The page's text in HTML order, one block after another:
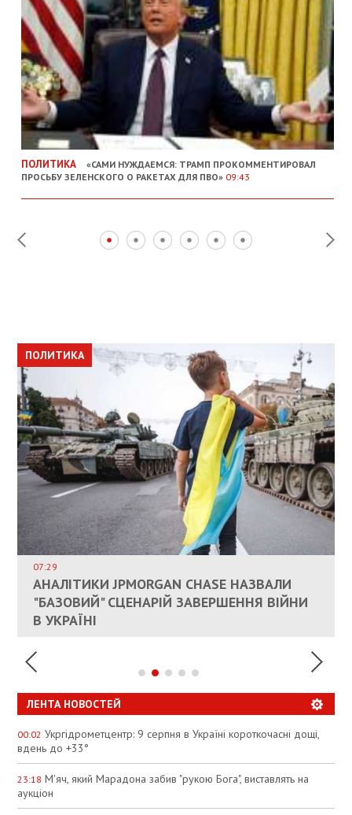
ПОЛИТИКА
«САМИ НУЖДАЕМСЯ: ТРАМП ПРОКОММЕНТИРОВАЛ
ПРОСЬБУ ЗЕЛЕНСКОГО О РАКЕТАХ ДЛЯ ПВО» 09:43
ПОЛИТИКА
КАНДИДАТ В ПРЕМЬЕРЫ ПОЛЬШИ ПРИЗВАЛ
ЕС ПРЕКРАТИТЬ ВОЕННУЮ ПОМОЩЬ
УКРАИНЕ
ПОЛИТИКА
07:29
АНАЛІТИКИ JPMORGAN CHASE НАЗВАЛИ
"БАЗОВИЙ" СЦЕНАРІЙ ЗАВЕРШЕННЯ ВІЙНИ
В УКРАЇНІ
ОБЩЕСТВО
ВЛАСНИКАМ ЗРУЙНОВАНОГО ЖИТЛА
ДОЗВОЛИЛИ НЕ ПЛАТИТИ ЗА КОМУНАЛКУ
ПОЛИТИКА
ИНТЕГРАЦИЯ УКРАИНЫ В НАТО ВРЯД ЛИ
СОСТОИТСЯ В БЛИЖАЙШЕЕ ВРЕМЯ, –
РЮТТЕ
ЭКОНОМИКА
ПАЛИВНИЙ РИНОК РОЗІГРІЛИ ШТУЧНО:
АНАЛІТИКИ ЗВИНУВАТИЛИ АЗС У
СПЕКУЛЯЦІЇ
ЛЕНТА НОВОСТЕЙ
00:02 Укргідрометцентр: 9 серпня в Україні короткочасні дощі,
вдень до +33°
23:18 М'яч, який Марадона забив "рукою Бога", виставлять на
аукціон